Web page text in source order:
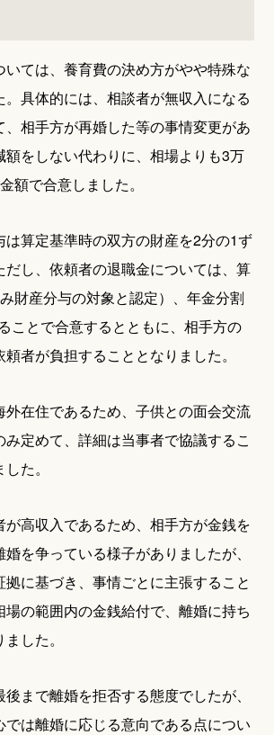
いては、養育費の決め方がやや特殊な
具体的には、相談者が無収入になる
、相手方が再婚した等の事情変更があ
額をしない代わりに、相場よりも3万
額で合意しました。
は算定基準時の双方の財産を2分の1ず
だし、依頼者の退職金については、算
財産分与の対象と認定）、年金分割
ことで合意するとともに、相手方の
者が負担することとなりました。
外在住であるため、子供との面会交流
定めて、詳細は当事者で協議するこ
た。
が高収入であるため、相手方が金銭を
を争っている様子がありましたが、
に基づき、事情ごとに主張すること
場の範囲内の金銭給付で、離婚に持ち
した。
まで離婚を拒否する態度でしたが、
では離婚に応じる意向である点につい